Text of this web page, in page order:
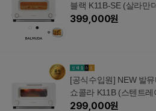
블랙 K11B-SE (살라만
399,000원
[공식수입원] NEW 발
쇼콜라 K11B (스텐트
299,000원